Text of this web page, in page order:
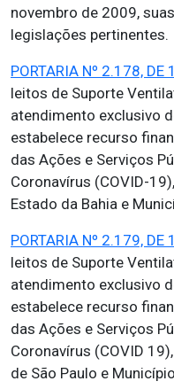
novembro de 2009,
legislações pertinentes.
PORTARIA Nº 2.178, DE
leitos de Suporte
atendimento exclusivo
estabelece recurso
das Ações e Serviços
Coronavírus (COVID-
Estado da Bahia e
PORTARIA Nº 2.179, DE
leitos de Suporte
atendimento exclusivo
estabelece recurso
das Ações e Serviços
Coronavírus (COVID
de São Paulo e